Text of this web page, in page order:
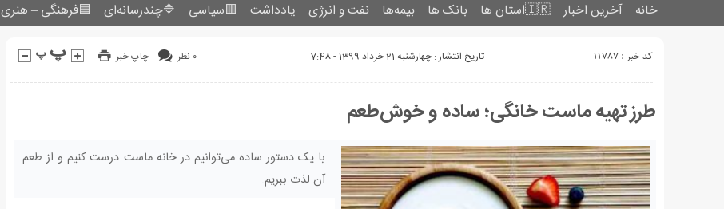
خانه آخرین اخبار 🇮🇷استان ‌ها بانک ها بیمه‌ها نفت و انرژی یادداشت 🟥سیاسی 🔷چندرسانه‌ای 🟦فرهنگی – هنری
کد خبر : 11787 تاریخ انتشار : چهارشنبه 21 خرداد 1399 - 7:48 چاپ خبر ۰ نظر
طرز تهیه ماست خانگی؛ ساده و خوش‌طعم
با یک دستور ساده می‌توانیم در خانه ماست درست کنیم و از طعم
آن لذت ببریم.